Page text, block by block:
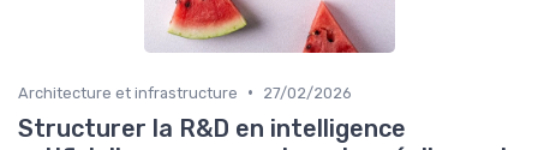
Architecture et infrastructure • 27/02/2026
Structurer la R&D en intelligence